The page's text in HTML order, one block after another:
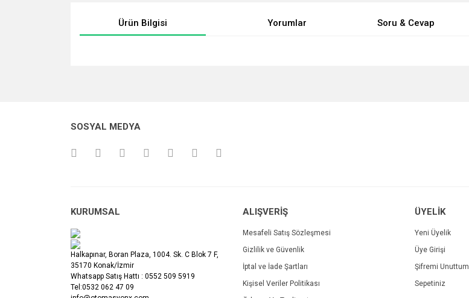
Ürün Bilgisi Yorumlar Soru & Cevap
Ürün açıklamasında eksik bilgiler bulunuyor.
SOSYAL MEDYA
KURUMSAL
Halkapınar, Boran Plaza, 1004. Sk. C Blok 7 F,
35170 Konak/İzmir
Whatsapp Satış Hattı : 0552 509 5919
Tel:0532 062 47 09
ALIŞVERİŞ
Mesafeli Satış Sözleşmesi
Gizlilik ve Güvenlik
İptal ve İade Şartları
Kişisel Veriler Politikası
ÜYELİK
Yeni Üyelik
Üye Girişi
Şifremi Unuttum
Sepetiniz